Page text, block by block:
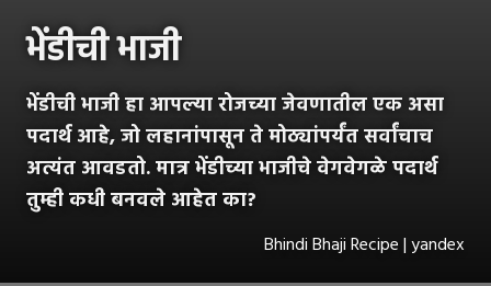
भेंडीची भाजी
भेंडीची भाजी हा आपल्या रोजच्या जेवणातील एक असा
पदार्थ आहे, जो लहानांपासून ते मोठ्यांपर्यंत सर्वांचाच
अत्यंत आवडतो. मात्र भेंडीच्या भाजीचे वेगवेगळे पदार्थ
तुम्ही कधी बनवले आहेत का?
Bhindi Bhaji Recipe | yandex